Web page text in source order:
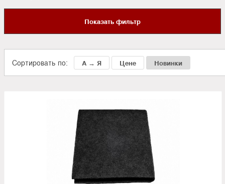
Показать фильтр
Сортировать по: А → Я Цене Новинки